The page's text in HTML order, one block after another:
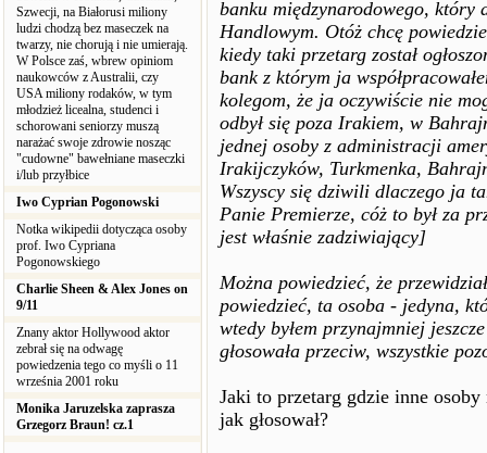
Szwecji, na Białorusi miliony
ludzi chodzą bez maseczek na
twarzy, nie chorują i nie umierają.
W Polsce zaś, wbrew opiniom
naukowców z Australii, czy
USA miliony rodaków, w tym
młodzież licealna, studenci i
schorowani seniorzy muszą
narażać swoje zdrowie nosząc
"cudowne" bawełniane maseczki
i/lub przyłbice
Iwo Cyprian Pogonowski
Notka wikipedii dotycząca osoby
prof. Iwo Cypriana
Pogonowskiego
Charlie Sheen & Alex Jones on
9/11
Znany aktor Hollywood aktor
zebrał się na odwagę
powiedzenia tego co myśli o 11
września 2001 roku
Monika Jaruzelska zaprasza
Grzegorz Braun! cz.1
banku międzynarodowego,
Handlowym. Otóż chcę
kiedy taki przetarg został
bank z którym ja
kolegom, że ja oczywiście nie
odbył się poza Irakiem, w
jednej osoby z administracji
Irakijczyków, Turkmenka,
Wszyscy się dziwili dlaczego ja
Panie Premierze, cóż to był za
jest właśnie zadziwiający]
Można powiedzieć, że
powiedzieć, ta osoba - jedyna,
wtedy byłem przynajmniej
głosowała przeciw, wszystkie
Jaki to przetarg gdzie inne
jak głosował?